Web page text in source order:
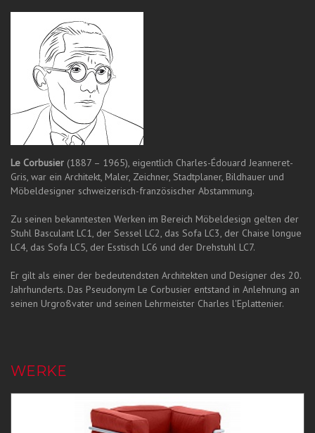
Le Corbusier (1887 – 1965), eigentlich Charles-Édouard Jeanneret-
Gris, war ein Architekt, Maler, Zeichner, Stadtplaner, Bildhauer und
Möbeldesigner schweizerisch-französischer Abstammung.
Zu seinen bekanntesten Werken im Bereich Möbeldesign gelten der
Stuhl Basculant LC1, der Sessel LC2, das Sofa LC3, der Chaise longue
LC4, das Sofa LC5, der Esstisch LC6 und der Drehstuhl LC7.
Er gilt als einer der bedeutendsten Architekten und Designer des 20.
Jahrhunderts. Das Pseudonym Le Corbusier entstand in Anlehnung an
seinen Urgroßvater und seinen Lehrmeister Charles l'Eplattenier.
WERKE